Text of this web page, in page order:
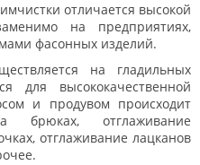
отличается высокой
на предприятиях,
фасонных изделий.
на гладильных
для высококачественной
и продувом происходит
брюках, отглаживание
отглаживание лацканов